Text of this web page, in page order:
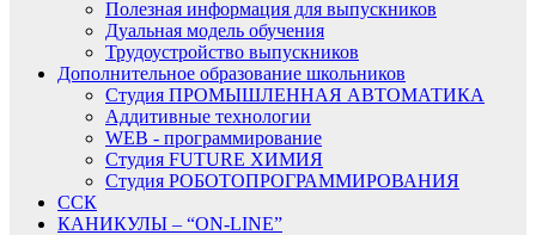
Полезная информация для выпускников
Дуальная модель обучения
Трудоустройство выпускников
Дополнительное образование школьников
Студия ПРОМЫШЛЕННАЯ АВТОМАТИКА
Аддитивные технологии
WEB - программирование
Студия FUTURE ХИМИЯ
Студия РОБОТОПРОГРАММИРОВАНИЯ
ССК
КАНИКУЛЫ – “ON-LINE”